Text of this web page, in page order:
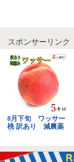
スポンサーリンク